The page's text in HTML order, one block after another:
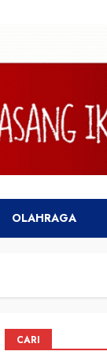
OLAHRAGA
CARI